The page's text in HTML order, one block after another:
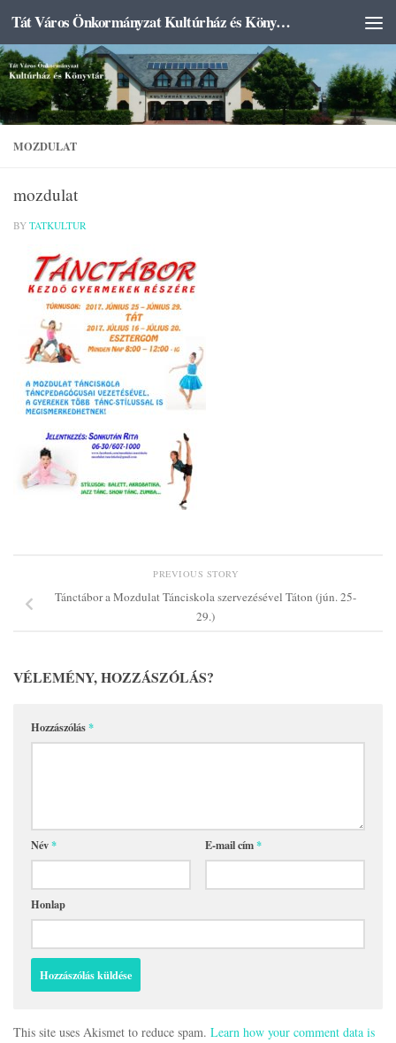
Skip to content Tát Város Önkormányzat Kultúrház és Könyvtár
MOZDULAT
mozdulat
BY TATKULTUR
PREVIOUS STORY
Tánctábor a Mozdulat Tánciskola szervezésével Táton (jún. 25-
29.)
VÉLEMÉNY, HOZZÁSZÓLÁS?
Hozzászólás*
Név* E-mail cím*
Honlap
This site uses Akismet to reduce spam. Learn how your comment data is